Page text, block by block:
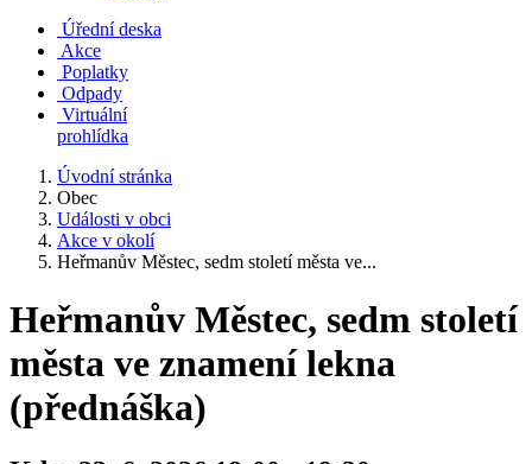
Úřední deska
Akce
Poplatky
Odpady
Virtuální
prohlídka
Úvodní stránka
Obec
Události v obci
Akce v okolí
Heřmanův Městec, sedm století města ve...
Heřmanův Městec, sedm století
města ve znamení lekna
(přednáška)